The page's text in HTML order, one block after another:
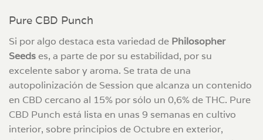
Pure CBD Punch
Si por algo destaca esta variedad de Philosopher
Seeds es, a parte de por su estabilidad, por su
excelente sabor y aroma. Se trata de una
autopolinización de Session que alcanza un contenido
en CBD cercano al 15% por sólo un 0,6% de THC. Pure
CBD Punch está lista en unas 9 semanas en cultivo
interior, sobre principios de Octubre en exterior,